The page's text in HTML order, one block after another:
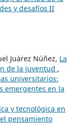
y desafíos II
Juárez Núñez, La
de la juventud ,
universitarios:
emergentes en la
y tecnológica en
pensamiento